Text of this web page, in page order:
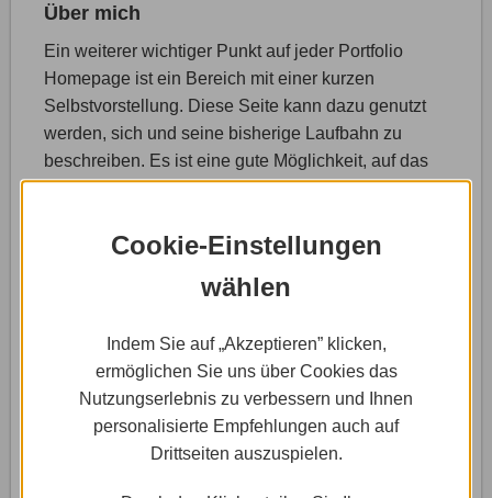
Cookie-Einstellungen
wählen
Indem Sie auf „Akzeptieren” klicken,
ermöglichen Sie uns über Cookies das
Nutzungserlebnis zu verbessern und Ihnen
personalisierte Empfehlungen auch auf
Drittseiten auszuspielen.
Über mich
Ein weiterer wichtiger Punkt auf jeder Portfolio
Homepage ist ein Bereich mit einer kurzen
Selbstvorstellung. Diese Seite kann dazu genutzt
werden, sich und seine bisherige Laufbahn zu
beschreiben. Es ist eine gute Möglichkeit, auf das
bereits erworbene Fachwissen hinzuweisen und